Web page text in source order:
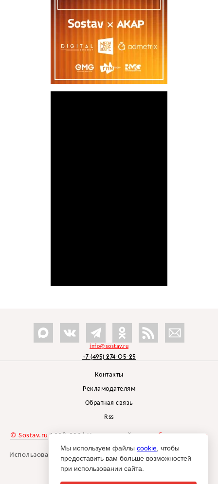
info@sostav.ru
+7 (495) 274-05-25
Контакты
Рекламодателям
Обратная связь
Rss
© Sostav.ru 1998-2026 Независимый проектбрендингового
агентства Depot
Использование материалов Sostav.ru допустимо только при
указании источника.
Мы используем файлы cookie , чтобы
предоставить вам больше возможностей
при использовании сайта.